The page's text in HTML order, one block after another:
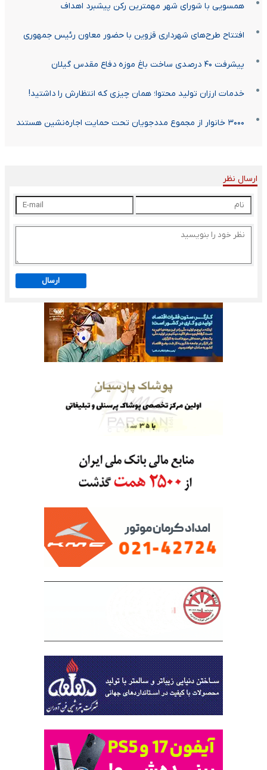
همسویی با شورای شهر مهمترین رکن پیشبرد اهداف
افتتاح طرح‌های شهرداری قزوین با حضور معاون رئیس جمهوری
پیشرفت ۴۰ درصدی ساخت باغ موزه دفاع مقدس گیلان
خدمات ارزان تولید محتوا؛ همان چیزی که انتظارش را داشتید!
۳۰۰۰ خانوار از مجموع مددجویان تحت حمایت اجاره‌نشین هستند
ارسال نظر
ارسال